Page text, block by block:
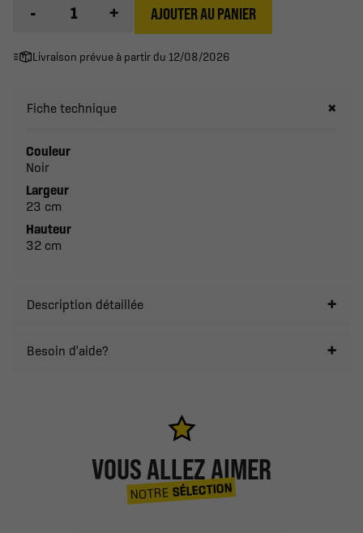
- + AJOUTER AU PANIER
Livraison prévue à partir du 12/08/2026
Fiche technique
Couleur
Noir
Largeur
23 cm
Hauteur
32 cm
Description détaillée
Besoin d'aide?
VOUS ALLEZ AIMER
NOTRESÉLECTION